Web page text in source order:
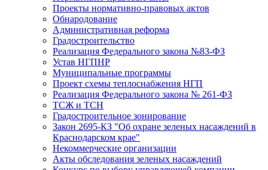
Проекты нормативно-правовых актов
Обнародование
Административная реформа
Градостроительство
Реализация Федерального закона №83-ФЗ
Устав НГПНР
Муниципальные программы
Проект схемы теплоснабжения НГП
Реализация Федерального закона № 261-ФЗ
ТСЖ и ТСН
Градостроительное зонирование
Закон 2695-КЗ "Об охране зеленых насаждений в
Краснодарском крае"
Некоммерческие организации
Акты обследования зеленых насаждений